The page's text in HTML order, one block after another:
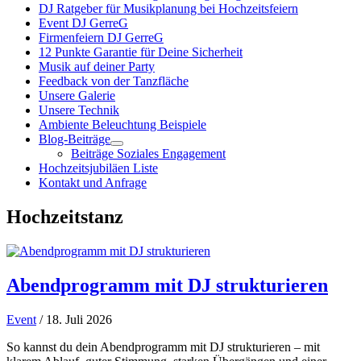
DJ Ratgeber für Musikplanung bei Hochzeitsfeiern
Event DJ GerreG
Firmenfeiern DJ GerreG
12 Punkte Garantie für Deine Sicherheit
Musik auf deiner Party
Feedback von der Tanzfläche
Unsere Galerie
Unsere Technik
Ambiente Beleuchtung Beispiele
Blog-Beiträge
Beiträge Soziales Engagement
Hochzeitsjubiläen Liste
Kontakt und Anfrage
Hochzeitstanz
Abendprogramm mit DJ strukturieren
Event / 18. Juli 2026
So kannst du dein Abendprogramm mit DJ strukturieren – mit